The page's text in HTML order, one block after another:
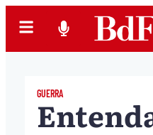
GUERRA